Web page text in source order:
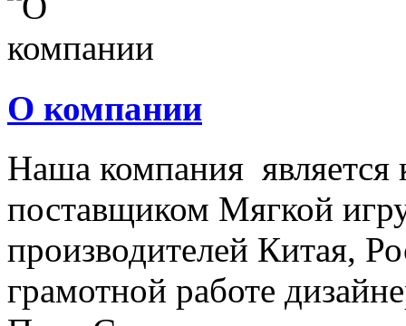
О компании
Наша компания
поставщиком Мягкой
производителей Китая,
грамотной работе